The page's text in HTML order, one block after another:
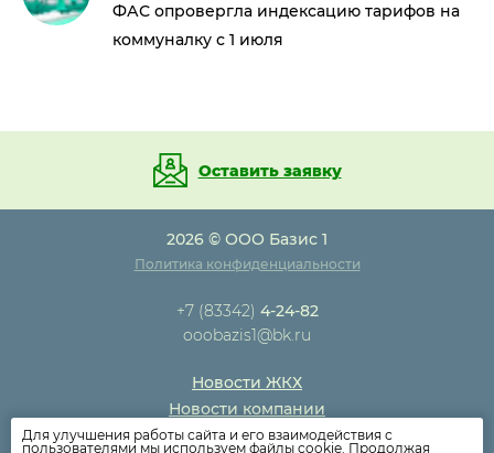
ФАС опровергла индексацию тарифов на
коммуналку с 1 июля
Оставить заявку
2026 © ООО Базис 1
Политика конфиденциальности
+7 (83342) 4-24-82
ooobazis1@bk.ru
Новости ЖКХ
Новости компании
Как оплатить
Для улучшения работы сайта и его взаимодействия с
пользователями мы используем файлы cookie. Продолжая